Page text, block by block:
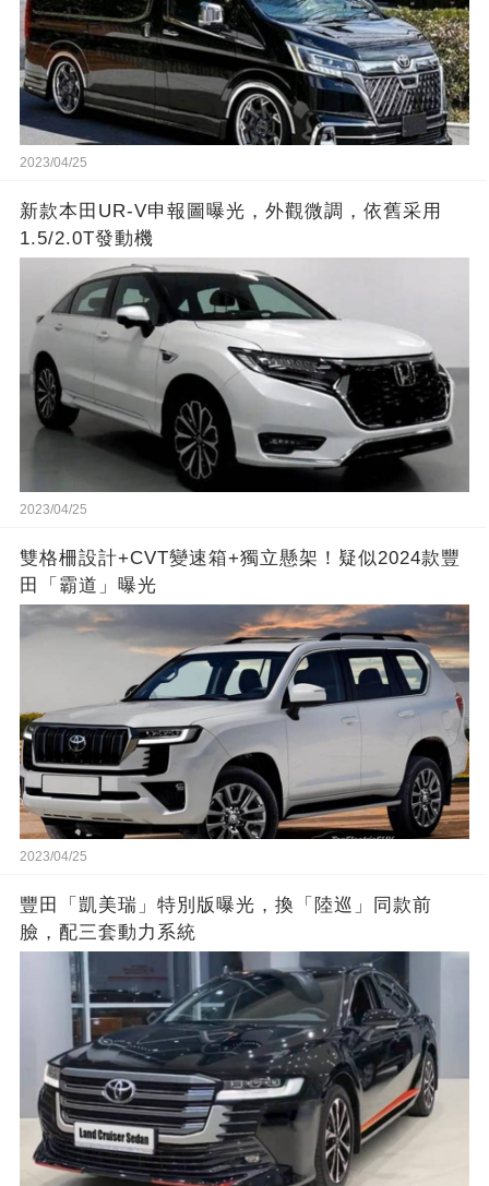
2023/04/25
新款本田UR-V申報圖曝光，外觀微調，依舊采用
1.5/2.0T發動機
2023/04/25
雙格柵設計+CVT變速箱+獨立懸架！疑似2024款豐
田「霸道」曝光
2023/04/25
豐田「凱美瑞」特別版曝光，換「陸巡」同款前
臉，配三套動力系統